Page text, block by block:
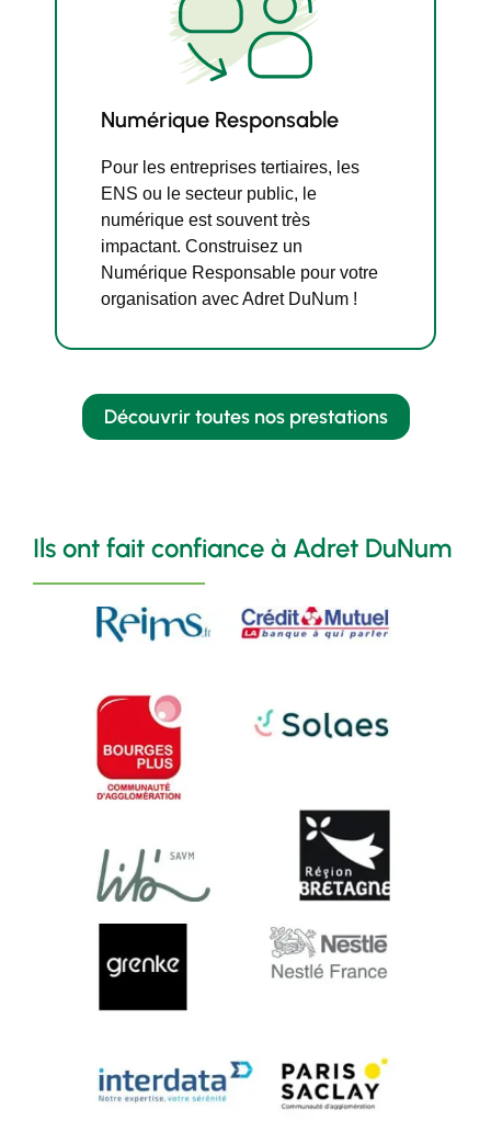
Numérique Responsable
Pour les entreprises tertiaires, les
ENS ou le secteur public, le
numérique est souvent très
impactant. Construisez un
Numérique Responsable pour votre
organisation avec Adret DuNum !
Découvrir toutes nos prestations
Ils ont fait confiance à Adret DuNum